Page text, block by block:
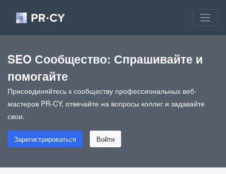
SEO Сообщество: Спрашивайте и
помогайте
Присоединяйтесь к сообществу профессиональных веб-
мастеров PR-CY, отвечайте на вопросы коллег и задавайте
свои.
Зарегистрироваться Войти